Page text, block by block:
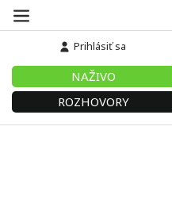
Prihlásiť sa
NAŽIVO
ROZHOVORY